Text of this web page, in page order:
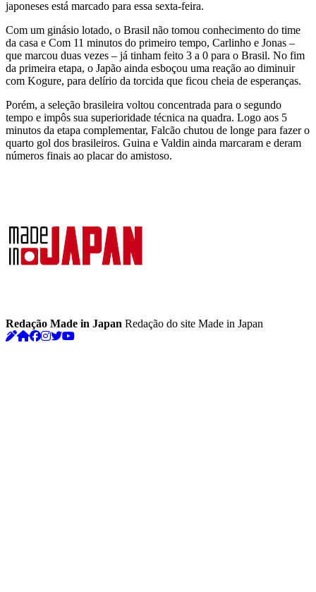
japoneses está marcado para essa sexta-feira.
Com um ginásio lotado, o Brasil não tomou conhecimento do time
da casa e Com 11 minutos do primeiro tempo, Carlinho e Jonas –
que marcou duas vezes – já tinham feito 3 a 0 para o Brasil. No fim
da primeira etapa, o Japão ainda esboçou uma reação ao diminuir
com Kogure, para delírio da torcida que ficou cheia de esperanças.
Porém, a seleção brasileira voltou concentrada para o segundo
tempo e impôs sua superioridade técnica na quadra. Logo aos 5
minutos da etapa complementar, Falcão chutou de longe para fazer o
quarto gol dos brasileiros. Guina e Valdin ainda marcaram e deram
números finais ao placar do amistoso.
Redação Made in Japan Redação do site Made in Japan